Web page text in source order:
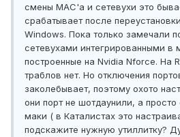
смены MAC'а и сетевухи это
срабатывает после
Windows. Пока только замечали
сетевухами интегрированными в
построенные на Nvidia Nforce. На
траблов нет. Но отключения
заколебывает, поэтому охото
они порт не шотдаунили, а
маки ( в Каталистах это
подскажите нужную утиллитку?